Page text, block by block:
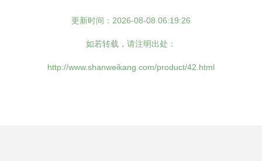
更新时间：2026-08-08 06:19:26
如若转载，请注明出处：
http://www.shanweikang.com/product/42.html